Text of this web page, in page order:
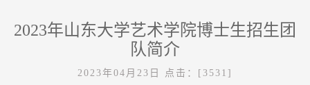
2023年山东大学艺术学院博士生招生团
队简介
2023年04月23日 点击：[ 3531 ]